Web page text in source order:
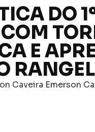
DO
E
RANGEL
Emerson